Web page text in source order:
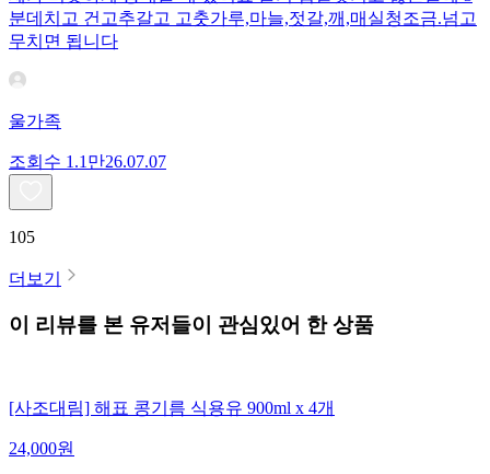
분데치고 건고추갈고 고춧가루,마늘,젓갈,깨,매실청조금.넘고
무치면 됩니다
울가족
조회수 1.1만26.07.07
105
더보기
이 리뷰를 본 유저들이 관심있어 한 상품
[사조대림] 해표 콩기름 식용유 900ml x 4개
24,000원